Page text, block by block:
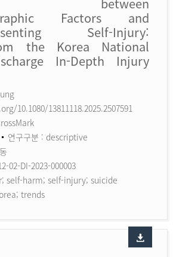
Factors and
Self-Injury:
the Korea National
In-Depth Injury
10.1080/13811118.2025.2507591
연구구분 : descriptive
02-DI-2023-000003
self-harm; self-injury; suicide
trends